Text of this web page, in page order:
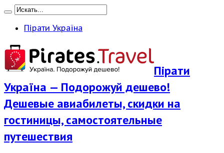
Пірати Україна
Пірати
Україна — Подорожуй дешево!
Дешевые авиабилеты, скидки на
гостиницы, самостоятельные
путешествия